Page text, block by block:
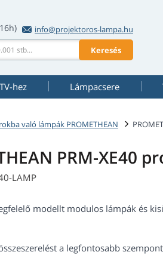
info@projektoros-lampa.hu
Keresés
hez Lámpacsere
való lámpák PROMETHEAN
PRM-XE40
LAMP
modellt modulos lámpák és
a legfontosabb